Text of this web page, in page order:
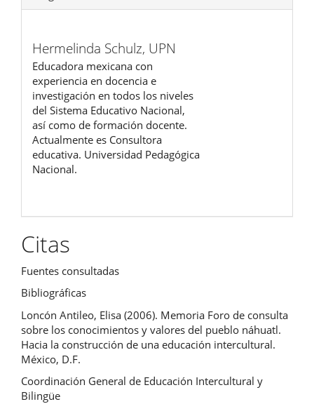
Hermelinda Schulz, UPN
Educadora mexicana con
experiencia en docencia e
investigación en todos los niveles
del Sistema Educativo Nacional,
así como de formación docente.
Actualmente es Consultora
educativa. Universidad Pedagógica
Nacional.
Citas
Fuentes consultadas
Bibliográficas
Loncón Antileo, Elisa (2006). Memoria Foro de consulta
sobre los conocimientos y valores del pueblo náhuatl.
Hacia la construcción de una educación intercultural.
México, D.F.
Coordinación General de Educación Intercultural y
Bilingüe